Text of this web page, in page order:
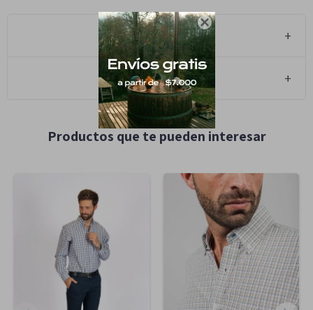

Métodos y costos de envío
Cambios y Devoluciones
Productos que te pueden interesar